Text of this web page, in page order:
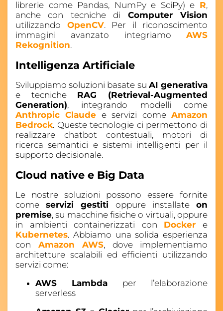
librerie come Pandas, NumPy e SciPy) e R,
anche con tecniche di Computer Vision
utilizzando OpenCV. Per il riconoscimento
immagini avanzato integriamo AWS
Rekognition.
Intelligenza Artificiale
Sviluppiamo soluzioni basate su AI generativa
e tecniche RAG (Retrieval-Augmented
Generation), integrando modelli come
Anthropic Claude e servizi comeAmazon
Bedrock. Queste tecnologie ci permettono di
realizzare chatbot contestuali, motori di
ricerca semantici e sistemi intelligenti per il
supporto decisionale.
Cloud native e Big Data
Le nostre soluzioni possono essere fornite
comeservizi gestiti oppure installateon
premise, su macchine fisiche o virtuali, oppure
in ambienti containerizzati con Docker e
Kubernetes. Abbiamo una solida esperienza
con Amazon AWS, dove implementiamo
architetture scalabili ed efficienti utilizzando
servizi come:
AWS Lambda per l’elaborazione
serverless